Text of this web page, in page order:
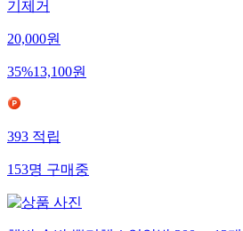
기제거
20,000원
35%13,100원
393적립
153명구매중